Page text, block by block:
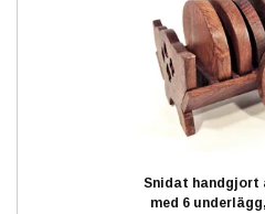
Snidat handgjort
med 6